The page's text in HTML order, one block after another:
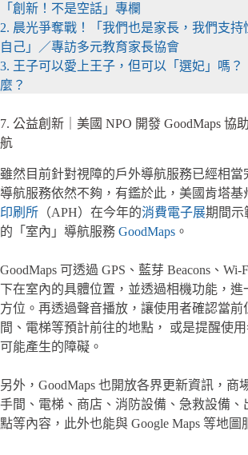
「創新！不是空話」專欄
2. 晨光爭奪戰！「我們也是家長，我們支
自己」／專訪多元教育家長協會
3. 王子可以愛上王子，但可以「選妃」嗎
麼？
7. 公益創新｜美國 NPO 開發 GoodMaps 協
航
雖然目前針對視障的戶外導航服務已經相當
導航服務依然不夠，有鑑於此，美國肯塔基
印刷所 （APH）在今年的消費電子展期間示
的「室內」導航服務 GoodMaps 。
GoodMaps 可透過 GPS、藍芽 Beacons、
下在室內的具體位置，並透過相機功能，進
方位。再透過聲音播放，讓使用者確認當
間、電梯等預計前往的地點， 或是提醒使
可能產生的障礙。
另外，GoodMaps 也開放各界更新資訊，商
手間、電梯、商店、消防設備、急救設備、
點等內容，此外也能與 Google Maps 等地圖